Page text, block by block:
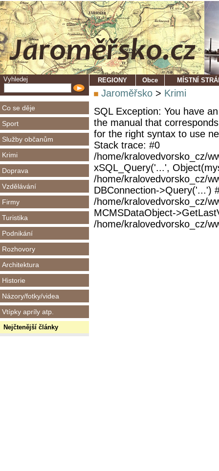
Vyhledej
Co se děje
Sport
Služby občanům
Krimi
Doprava
Vzdělávání
Firmy
Turistika
Podnikání
Rozhovory
Architektura
Historie
Názory/fotky/videa
Vtípky apríly atp.
Nejčtenější články
REGIONY Obce MÍSTNÍ
Jaroměřsko > Krimi
SQL Exception: You have
the manual that
for the right syntax to use
Stack trace: #0
/home/kralovedvorsko_cz/
xSQL_Query('...',
/home/kralovedvorsko_cz/
DBConnection->Query('...')
/home/kralovedvorsko_cz/
MCMSDataObject-
/home/kralovedvorsko_cz/